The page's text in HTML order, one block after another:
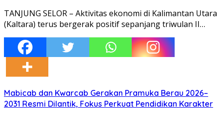
TANJUNG SELOR – Aktivitas ekonomi di Kalimantan Utara
(Kaltara) terus bergerak positif sepanjang triwulan II…
Mabicab dan Kwarcab Gerakan Pramuka Berau 2026–
2031 Resmi Dilantik, Fokus Perkuat Pendidikan Karakter